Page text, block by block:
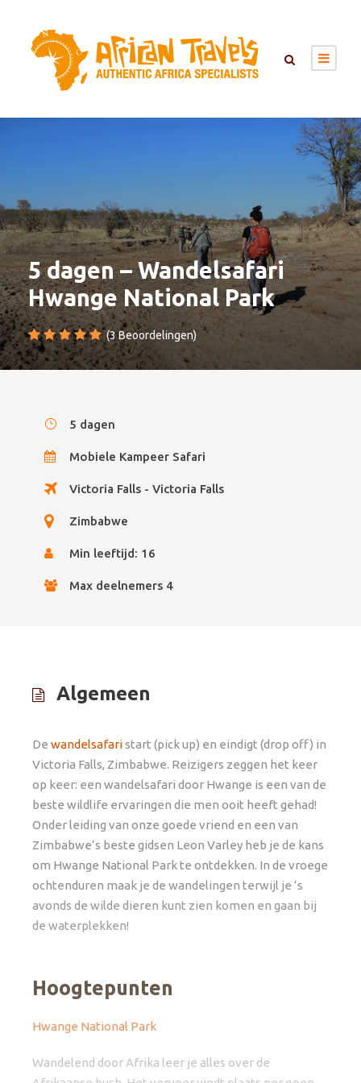
5 dagen – Wandelsafari
Hwange National Park
(3 Beoordelingen)
5 dagen
Mobiele Kampeer Safari
Victoria Falls - Victoria Falls
Zimbabwe
Min leeftijd: 16
Max deelnemers 4
Algemeen
De wandelsafaristart (pick up) en eindigt (drop off) in
Victoria Falls, Zimbabwe. Reizigers zeggen het keer
op keer: een wandelsafari door Hwange is een van de
beste wildlife ervaringen die men ooit heeft gehad!
Onder leiding van onze goede vriend en een van
Zimbabwe’s beste gidsen Leon Varley heb je de kans
om Hwange National Park te ontdekken. In de vroege
ochtenduren maak je de wandelingen terwijl je ’s
avonds de wilde dieren kunt zien komen en gaan bij
de waterplekken!
Hoogtepunten
Hwange National Park
Wandelend door Afrika leer je alles over de